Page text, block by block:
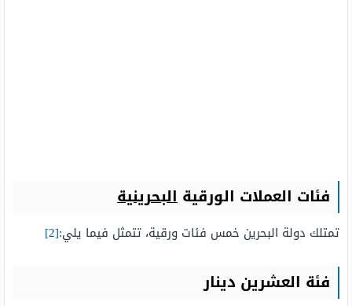
فئات العملات الورقيةالبحرينية
تمتلك دولة البحرين خمس فئات ورقية، تتمثل فيما يلي:[2]
فئة العشرين دينار